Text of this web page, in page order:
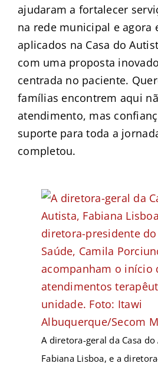
ajudaram a fortalecer
na rede municipal e agora
aplicados na Casa do
com uma proposta
centrada no paciente.
famílias encontrem aqui
atendimento, mas
suporte para toda a
completou.
A diretora-geral da Casa do
Fabiana Lisboa, e a